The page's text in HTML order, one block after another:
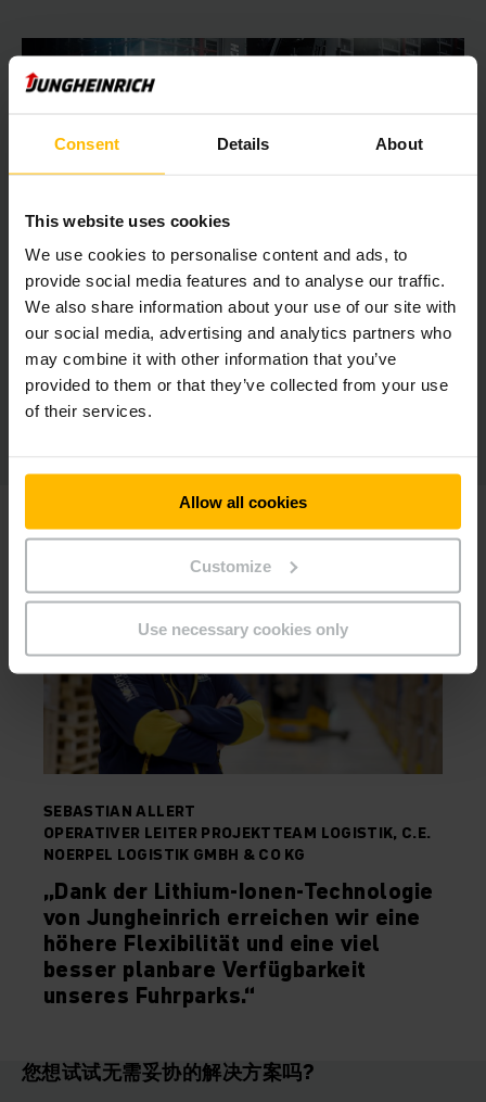
Consent Details About
This website uses cookies
We use cookies to personalise content and ads, to
provide social media features and to analyse our traffic.
We also share information about your use of our site with
our social media, advertising and analytics partners who
may combine it with other information that you’ve
provided to them or that they’ve collected from your use
of their services.
Allow all cookies
Customize
Use necessary cookies only
Li-Ion Teaser Collection 8 years
无需妥协的客户满意度。
永恒力想用我们所做的而不是我们所说的来说服您。在此，我们
SEBASTIAN ALLERT
OPERATIVER LEITER PROJEKTTEAM LOGISTIK, C.E.
NOERPEL LOGISTIK GMBH & CO KG
„Dank der Lithium-Ionen-Technologie
von Jungheinrich erreichen wir eine
höhere Flexibilität und eine viel
besser planbare Verfügbarkeit
unseres Fuhrparks.“
您想试试无需妥协的解决方案吗?